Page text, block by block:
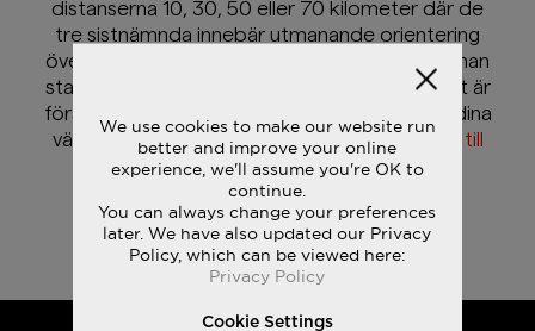
distanserna 10, 30, 50 eller 70 kilometer där de
tre sistnämnda innebär utmanande orientering
över två dagar med övernattning på fjället. Innan
starten går delas kartor och banor ut och det är
först då du som deltagare kan börja planera dina
vägval! Visst låter det spännande?Anmäl dig till
2022s mest spännande terränglopp
We use cookies to make our website run
better and improve your online
experience, we'll assume you're OK to
continue.
You can always change your preferences
later. We have also updated our Privacy
Policy, which can be viewed here:
Privacy Policy
Cookie Settings